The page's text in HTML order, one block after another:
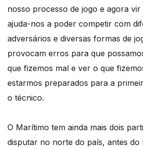
nosso processo de jogo e agora
ajuda-nos a poder competir com
adversários e diversas formas de
provocam erros para que
que fizemos mal e ver o que
estarmos preparados para a
o técnico.
O Marítimo tem ainda mais dois
disputar no norte do país, antes do